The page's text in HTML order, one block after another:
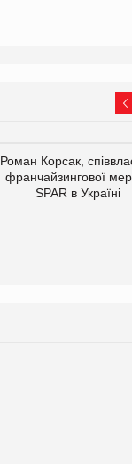
Роман Корсак,
франчайзингової
SPAR в Україні